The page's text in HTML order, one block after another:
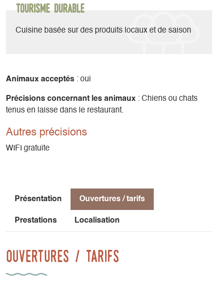
Tourisme durable
Cuisine basée sur des produits locaux et de saison
Animaux acceptés : oui
Précisions concernant les animaux : Chiens ou chats
tenus en laisse dans le restaurant.
Autres précisions
WIFI gratuite
Présentation Ouvertures / tarifs
Prestations Localisation
Ouvertures / tarifs